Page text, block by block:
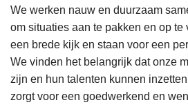
We werken nauw en duurzaam
om situaties aan te pakken en op te
een brede kijk en staan voor een
We vinden het belangrijk dat onze
zijn en hun talenten kunnen
zorgt voor een goedwerkend en